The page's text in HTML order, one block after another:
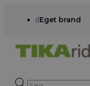
dEget brand
Products